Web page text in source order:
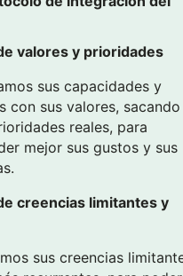
valores y prioridades
sus capacidades y
con sus valores, sacando
reales, para
mejor sus gustos y sus
creencias limitantes y
sus creencias